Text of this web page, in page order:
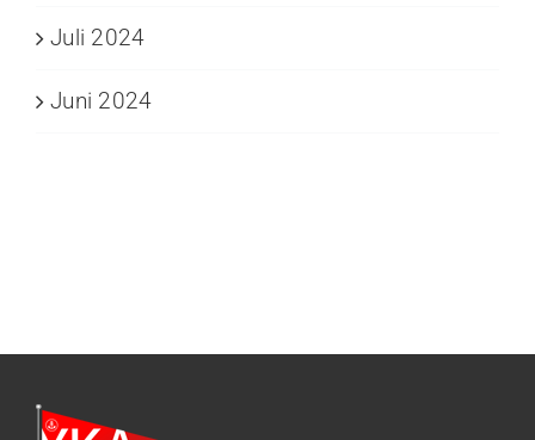
Juli 2024
Juni 2024